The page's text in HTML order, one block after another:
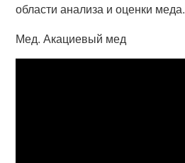
области анализа и оценки меда.
Мед. Акациевый мед